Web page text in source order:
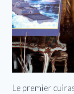
Le premier